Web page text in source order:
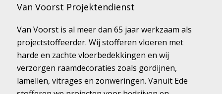
Van Voorst Projektendienst
Van Voorst is al meer dan 65 jaar werkzaam als
projectstoffeerder. Wij stofferen vloeren met
harde en zachte vloerbedekkingen en wij
verzorgen raamdecoraties zoals gordijnen,
lamellen, vitrages en zonweringen. Vanuit Ede